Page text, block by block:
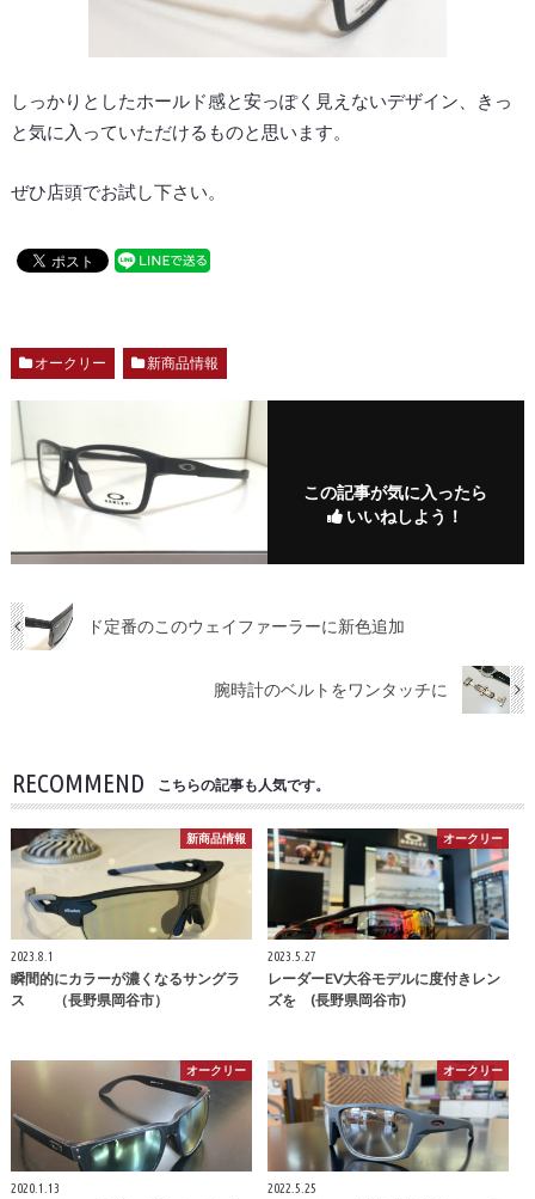
しっかりとしたホールド感と安っぽく見えないデザイン、きっ
と気に入っていただけるものと思います。
ぜひ店頭でお試し下さい。
オークリー 新商品情報
この記事が気に入ったら
いいねしよう！
ド定番のこのウェイファーラーに新色追加
腕時計のベルトをワンタッチに
RECOMMEND こちらの記事も人気です。
新商品情報
2023.8.1
瞬間的にカラーが濃くなるサングラ
ス （長野県岡谷市）
オークリー
2023.5.27
レーダーEV大谷モデルに度付きレン
ズを (長野県岡谷市)
オークリー
2020.1.13
オークリー
2022.5.25